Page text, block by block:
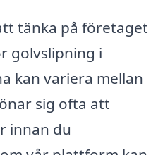
tänka på företaget
golvslipning i
kan variera mellan
sig ofta att
innan du